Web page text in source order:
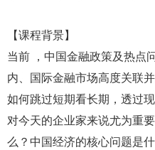
【课程背景】
当前 ，中国金融政策及热点
内、国际金融市场高度关联
如何跳过短期看长期，透过
对今天的企业家来说尤为重
么？中国经济的核心问题是